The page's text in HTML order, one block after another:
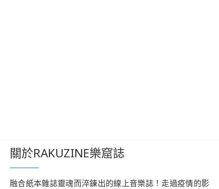
關於RAKUZINE樂窟誌
融合紙本雜誌靈魂而淬鍊出的線上音樂誌！走過疫情的影